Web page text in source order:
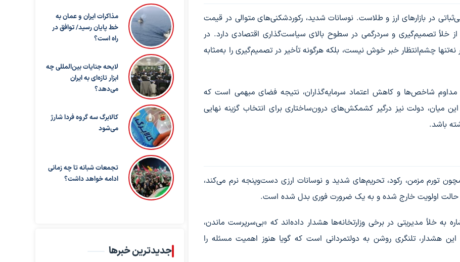
در بازارهای ارز و طلاست. نوسانات شدید، رکوردشکنی‌های متوالی در قیمت
خلأ تصمیم‌گیری و سردرگمی در سطوح بالای سیاست‌گذاری اقتصادی دارد. در
عبور می‌کند، بازار نه‌تنها چشم‌انتظار خبر خوش نیست، بلکه هرگونه تأخیر در تصمیم‌گیری را به‌مثابه
مداوم شاخص‌ها و کاهش اعتماد سرمایه‌گذاران، نتیجه فضای مبهمی است که
میان، دولت نیز درگیر کشمکش‌های درون‌ساختاری برای انتخاب گزینه نهایی
باشد.
تورم مزمن، رکود، تحریم‌های شدید و نوسانات ارزی دست‌وپنجه نرم می‌کند،
حالت اولویت خارج شده و به یک ضرورت فوری بدل شده است.
به خلأ مدیریتی در برخی وزارتخانه‌ها هشدار داده‌اند که «بی‌سرپرست ماندن،
هشدار، تلنگری روشن به دولتمردانی است که گویا هنوز اهمیت مسئله را
مذاکرات ایران و عمان به
خط پایان رسید/ توافق در
راه است؟
لایحه جنایات بین‌المللی چه
ابزار تازه‌ای به ایران
می‌دهد؟
کالابرگ سه گروه فردا شارژ
می‌شود
تجمعات شبانه تا چه زمانی
ادامه خواهد داشت؟
جدیدترین خبرها